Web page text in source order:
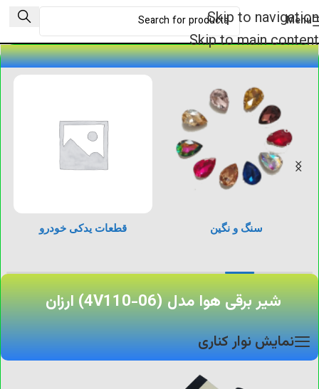
Skip to navigation
Skip to main content
Menu
سنگ و نگین قطعات یدکی خودرو
شیر برقی هوا مدل (4V110-06) ارزان
نمایش نوار کناری